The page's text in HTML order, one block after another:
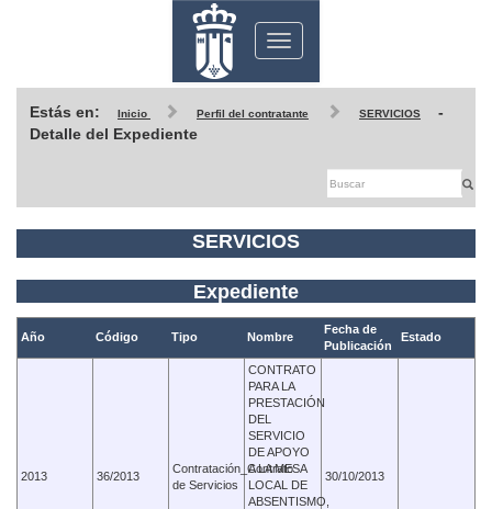
Toggle
navigation
Estás en: Inicio Perfil del contratante SERVICIOS
-
Detalle del Expediente
SERVICIOS
Expediente
Año Código Tipo Nombre
Fecha de
Publicación
Estado
2013 36/2013
Contratación_Contrato
de Servicios
CONTRATO
PARA LA
PRESTACIÓN
DEL
SERVICIO
DE APOYO
A LA MESA
LOCAL DE
ABSENTISMO,
30/10/2013